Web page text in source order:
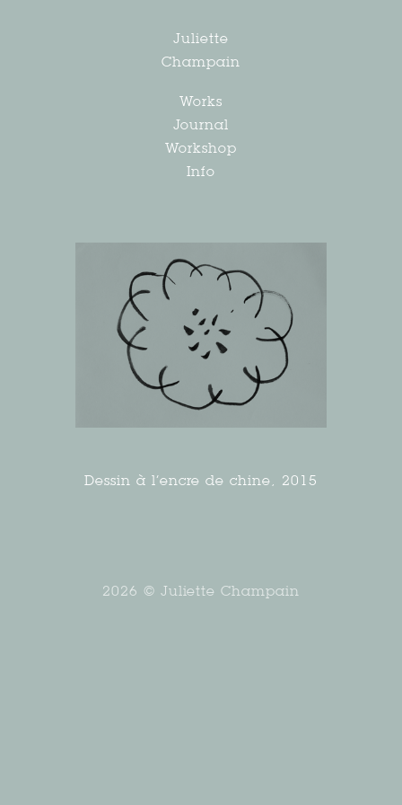
Works
Journal
Juliette
Champain
Workshop
Info
Dessin à l’encre de chine, 2015
2026 © Juliette Champain